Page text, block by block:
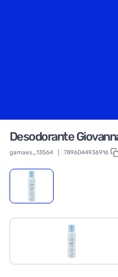
Desodorante
gamaes_13564 7896044936916